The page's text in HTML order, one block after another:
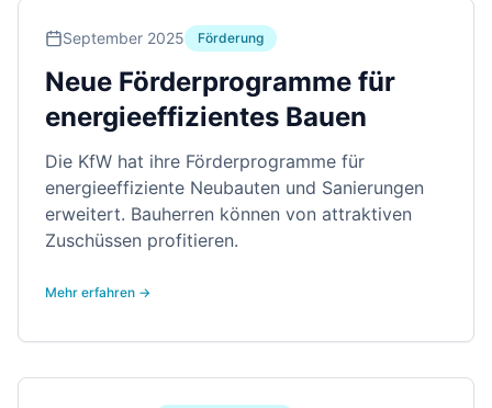
September 2025 Förderung
Neue Förderprogramme für
energieeffizientes Bauen
Die KfW hat ihre Förderprogramme für
energieeffiziente Neubauten und Sanierungen
erweitert. Bauherren können von attraktiven
Zuschüssen profitieren.
Mehr erfahren →